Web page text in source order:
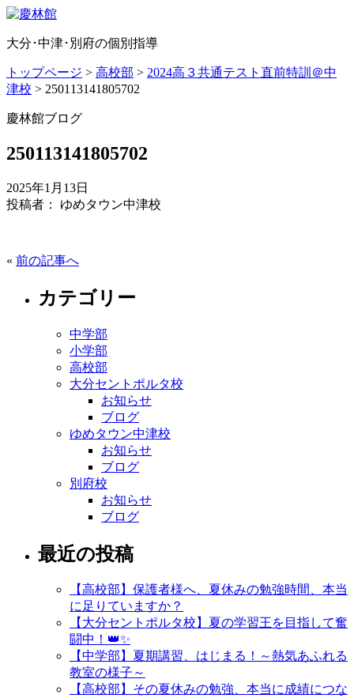
大分･中津･別府の個別指導
トップページ > 高校部 > 2024高３共通テスト直前特訓＠中
津校 > 250113141805702
慶林館ブログ
250113141805702
2025年1月13日
投稿者： ゆめタウン中津校
« 前の記事へ
カテゴリー
中学部
小学部
高校部
大分セントポルタ校
お知らせ
ブログ
ゆめタウン中津校
お知らせ
ブログ
別府校
お知らせ
ブログ
最近の投稿
【高校部】保護者様へ、夏休みの勉強時間、本当
に足りていますか？
【大分セントポルタ校】夏の学習王を目指して奮
闘中！👑✨
【中学部】夏期講習、はじまる！～熱気あふれる
教室の様子～
【高校部】その夏休みの勉強、本当に成績につな